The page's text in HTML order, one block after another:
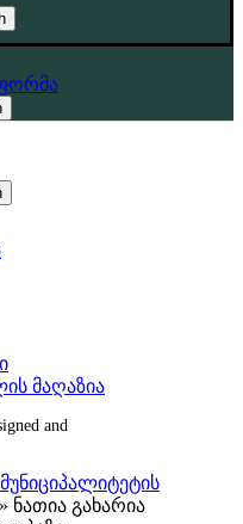
მაღაზია
and
» ნათია გახარია